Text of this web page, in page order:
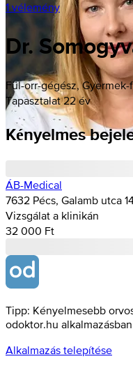
1 vélemény
Dr.
Fül-orr-gégész,
Tapasztalat 22 év
Kényelmes
ÁB-Medical
7632 Pécs, Galamb utca
Vizsgálat a klinikán
32 000 Ft
Tipp: Kényelmesebb
odoktor.hu alkalmazásban
Alkalmazás telepítése